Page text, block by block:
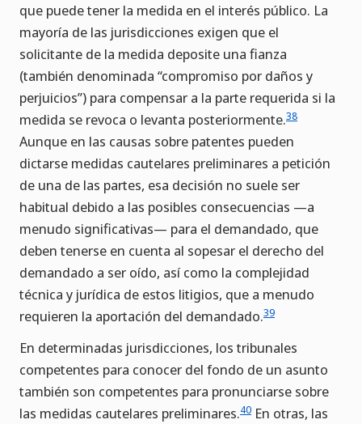
que puede tener la medida en el interés público. La
mayoría de las jurisdicciones exigen que el
solicitante de la medida deposite una fianza
(también denominada “compromiso por daños y
perjuicios”) para compensar a la parte requerida si la
medida se revoca o levanta posteriormente.38
Aunque en las causas sobre patentes pueden
dictarse medidas cautelares preliminares a petición
de una de las partes, esa decisión no suele ser
habitual debido a las posibles consecuencias —a
menudo significativas— para el demandado, que
deben tenerse en cuenta al sopesar el derecho del
demandado a ser oído, así como la complejidad
técnica y jurídica de estos litigios, que a menudo
requieren la aportación del demandado.39
En determinadas jurisdicciones, los tribunales
competentes para conocer del fondo de un asunto
también son competentes para pronunciarse sobre
las medidas cautelares preliminares.40 En otras, las